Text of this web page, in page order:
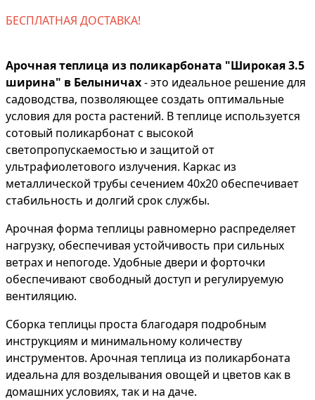
БЕСПЛАТНАЯ ДОСТАВКА!
Арочная теплица из поликарбоната "Широкая 3.5
ширина" в Белыничах- это идеальное решение для
садоводства, позволяющее создать оптимальные
условия для роста растений. В теплице используется
сотовый поликарбонат с высокой
светопропускаемостью и защитой от
ультрафиолетового излучения. Каркас из
металлической трубы сечением 40х20 обеспечивает
стабильность и долгий срок службы.
Арочная форма теплицы равномерно распределяет
нагрузку, обеспечивая устойчивость при сильных
ветрах и непогоде. Удобные двери и форточки
обеспечивают свободный доступ и регулируемую
вентиляцию.
Сборка теплицы проста благодаря подробным
инструкциям и минимальному количеству
инструментов. Арочная теплица из поликарбоната
идеальна для возделывания овощей и цветов как в
домашних условиях, так и на даче.